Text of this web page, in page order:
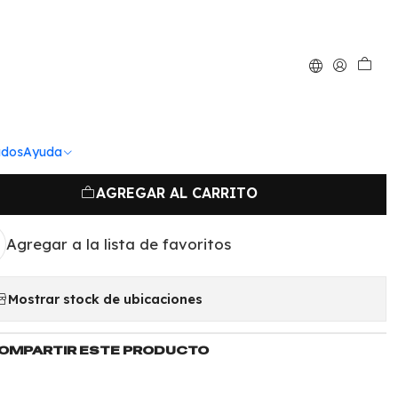
Ayuda MSC127
AGREGAR AL CARRITO
Agregar a la lista de favoritos
Mostrar stock de ubicaciones
ESTE PRODUCTO